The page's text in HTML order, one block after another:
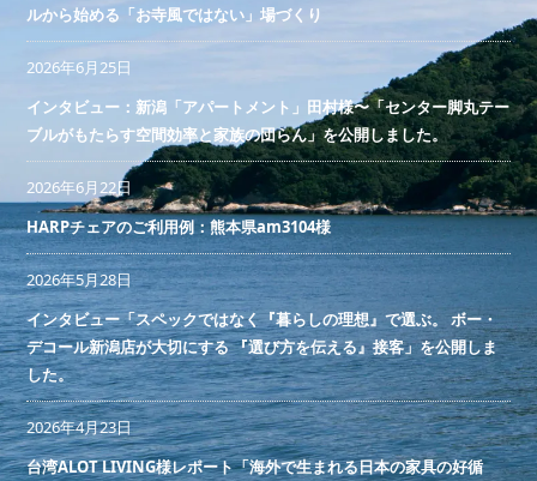
ルから始める「お寺風ではない」場づくり
2026年6月25日
インタビュー：新潟「アパートメント」田村様〜「センター脚丸テー
ブルがもたらす空間効率と家族の団らん」を公開しました。
2026年6月22日
HARPチェアのご利用例：熊本県am3104様
2026年5月28日
インタビュー「スペックではなく『暮らしの理想』で選ぶ。 ボー・
デコール新潟店が大切にする 『選び方を伝える』接客」を公開しま
した。
2026年4月23日
台湾ALOT LIVING様レポート「海外で生まれる日本の家具の好循